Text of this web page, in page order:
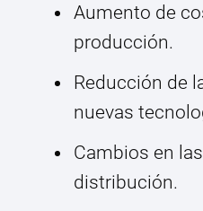
Aumento de
producción.
Reducción de
nuevas
Cambios en
distribución.